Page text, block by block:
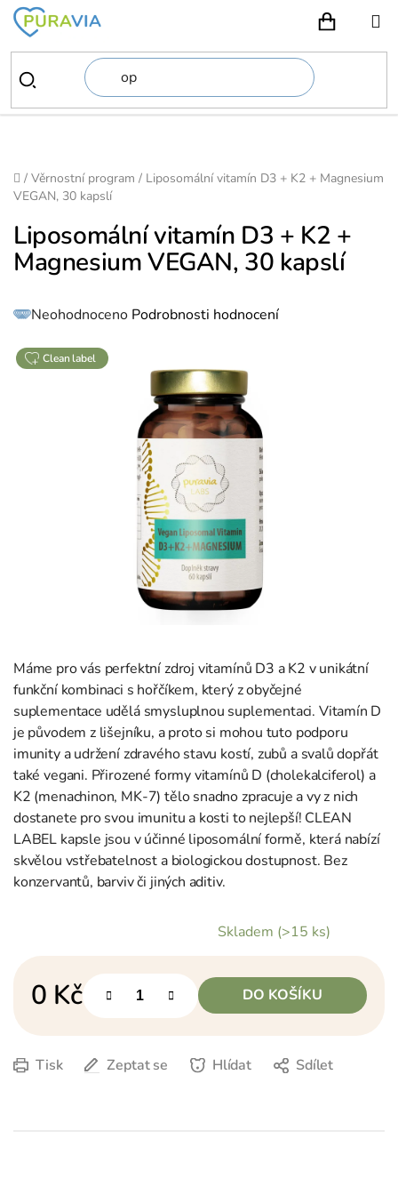
Přejít
obsah
Domů
/ Věrnostní program / Liposomální vitamín D3 + K2 + Magnesium
VEGAN, 30 kapslí
Máme pro vás perfektní zdroj vitamínů D3 a K2 v unikátní
funkční kombinaci s hořčíkem, který z obyčejné
suplementace udělá smysluplnou suplementaci. Vitamín D
je původem z lišejníku, a proto si mohou tuto podporu
imunity a udržení zdravého stavu kostí, zubů a svalů dopřát
také vegani. Přirozené formy vitamínů D (cholekalciferol) a
K2 (menachinon, MK-7) tělo snadno zpracuje a vy z nich
dostanete pro svou imunitu a kosti to nejlepší! CLEAN
LABEL kapsle jsou v účinné liposomální formě, která nabízí
skvělou vstřebatelnost a biologickou dostupnost. Bez
konzervantů, barviv či jiných aditiv.
Skladem (>15 ks)
0 Kč DO KOŠÍKU
Tisk Zeptat se Hlídat Sdílet
Liposomální vitamín D3 + K2 +
Magnesium VEGAN, 30 kapslí
Průměrné
hodnocení
0,0
z
5
Neohodnoceno Podrobnosti hodnocení
clean label